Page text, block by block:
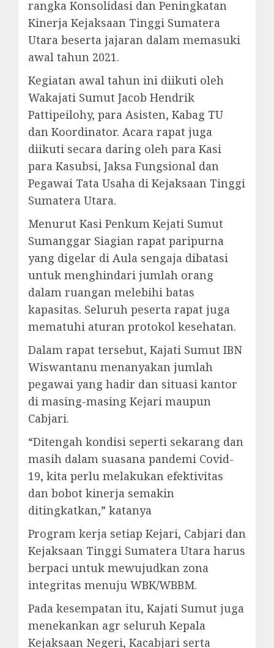
rangka Konsolidasi dan Peningkatan
Kinerja Kejaksaan Tinggi Sumatera
Utara beserta jajaran dalam memasuki
awal tahun 2021.
Kegiatan awal tahun ini diikuti oleh
Wakajati Sumut Jacob Hendrik
Pattipeilohy, para Asisten, Kabag TU
dan Koordinator. Acara rapat juga
diikuti secara daring oleh para Kasi
para Kasubsi, Jaksa Fungsional dan
Pegawai Tata Usaha di Kejaksaan Tinggi
Sumatera Utara.
Menurut Kasi Penkum Kejati Sumut
Sumanggar Siagian rapat paripurna
yang digelar di Aula sengaja dibatasi
untuk menghindari jumlah orang
dalam ruangan melebihi batas
kapasitas. Seluruh peserta rapat juga
mematuhi aturan protokol kesehatan.
Dalam rapat tersebut, Kajati Sumut IBN
Wiswantanu menanyakan jumlah
pegawai yang hadir dan situasi kantor
di masing-masing Kejari maupun
Cabjari.
“Ditengah kondisi seperti sekarang dan
masih dalam suasana pandemi Covid-
19, kita perlu melakukan efektivitas
dan bobot kinerja semakin
ditingkatkan,” katanya
Program kerja setiap Kejari, Cabjari dan
Kejaksaan Tinggi Sumatera Utara harus
berpaci untuk mewujudkan zona
integritas menuju WBK/WBBM.
Pada kesempatan itu, Kajati Sumut juga
menekankan agr seluruh Kepala
Kejaksaan Negeri, Kacabjari serta